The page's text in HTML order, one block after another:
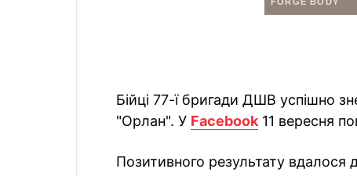
Бійці 77-ї бригади ДШВ успішно
"Орлан". У Facebook 11 вересня
Позитивного результату вдалося